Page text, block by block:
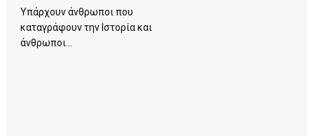
Υπάρχουν άνθρωποι που
καταγράφουν την Ιστορία και
άνθρωποι...